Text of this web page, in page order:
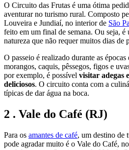
O Circuito das Frutas é uma ótima
aventurar no turismo rural. Composto
Louveira e Jundiaí, no interior de São
feito em um final de semana. Ou seja, é
natureza que não requer muitos dias de
O passeio é realizado durante as
morangos, caquis, pêssegos, figos e
por exemplo, é possível visitar adegas
deliciosos. O circuito conta com a
típicas de dar água na boca.
2 . Vale do Café (RJ)
Para os amantes de café, um destino de
pode agradar muito é o Vale do Café,